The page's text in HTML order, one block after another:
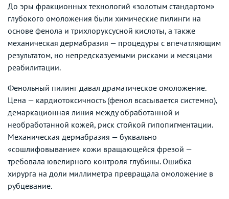
До эры фракционных технологий «золотым стандартом»
глубокого омоложения были химические пилинги на
основе фенола и трихлоруксусной кислоты, а также
механическая дермабразия — процедуры с впечатляющим
результатом, но непредсказуемыми рисками и месяцами
реабилитации.
Фенольный пилинг давал драматическое омоложение.
Цена — кардиотоксичность (фенол всасывается системно),
демаркационная линия между обработанной и
необработанной кожей, риск стойкой гипопигментации.
Механическая дермабразия — буквально
«сошлифовывание» кожи вращающейся фрезой —
требовала ювелирного контроля глубины. Ошибка
хирурга на доли миллиметра превращала омоложение в
рубцевание.